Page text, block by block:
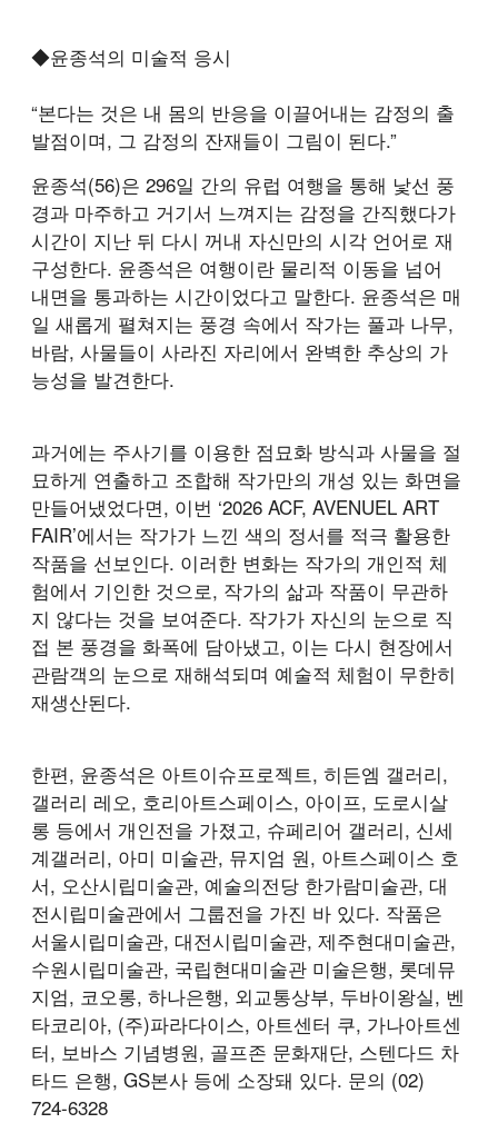
◆윤종석의 미술적 응시
“본다는 것은 내 몸의 반응을 이끌어내는 감정의 출
발점이며, 그 감정의 잔재들이 그림이 된다.”
윤종석(56)은 296일 간의 유럽 여행을 통해 낯선 풍
경과 마주하고 거기서 느껴지는 감정을 간직했다가
시간이 지난 뒤 다시 꺼내 자신만의 시각 언어로 재
구성한다. 윤종석은 여행이란 물리적 이동을 넘어
내면을 통과하는 시간이었다고 말한다. 윤종석은 매
일 새롭게 펼쳐지는 풍경 속에서 작가는 풀과 나무,
바람, 사물들이 사라진 자리에서 완벽한 추상의 가
능성을 발견한다.
과거에는 주사기를 이용한 점묘화 방식과 사물을 절
묘하게 연출하고 조합해 작가만의 개성 있는 화면을
만들어냈었다면, 이번 ‘2026 ACF, AVENUEL ART
FAIR’에서는 작가가 느낀 색의 정서를 적극 활용한
작품을 선보인다. 이러한 변화는 작가의 개인적 체
험에서 기인한 것으로, 작가의 삶과 작품이 무관하
지 않다는 것을 보여준다. 작가가 자신의 눈으로 직
접 본 풍경을 화폭에 담아냈고, 이는 다시 현장에서
관람객의 눈으로 재해석되며 예술적 체험이 무한히
재생산된다.
한편, 윤종석은 아트이슈프로젝트, 히든엠 갤러리,
갤러리 레오, 호리아트스페이스, 아이프, 도로시살
롱 등에서 개인전을 가졌고, 슈페리어 갤러리, 신세
계갤러리, 아미 미술관, 뮤지엄 원, 아트스페이스 호
서, 오산시립미술관, 예술의전당 한가람미술관, 대
전시립미술관에서 그룹전을 가진 바 있다. 작품은
서울시립미술관, 대전시립미술관, 제주현대미술관,
수원시립미술관, 국립현대미술관 미술은행, 롯데뮤
지엄, 코오롱, 하나은행, 외교통상부, 두바이왕실, 벤
타코리아, (주)파라다이스, 아트센터 쿠, 가나아트센
터, 보바스 기념병원, 골프존 문화재단, 스텐다드 차
타드 은행, GS본사 등에 소장돼 있다. 문의 (02)
724-6328